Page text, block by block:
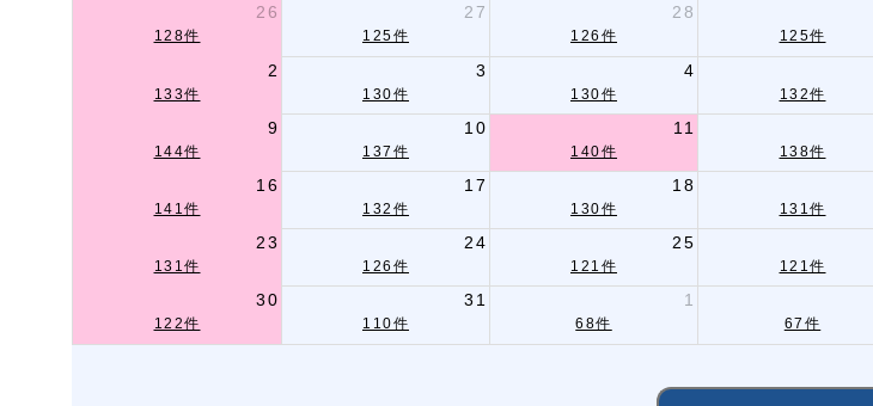
26
27 28
128件 125件 126件 125件
2 3 4
133件 130件 130件 132件
9 10 11
144件 137件 140件 138件
16 17 18
141件 132件 130件 131件
23 24 25
131件 126件 121件 121件
30 31 1
122件 110件 68件 67件